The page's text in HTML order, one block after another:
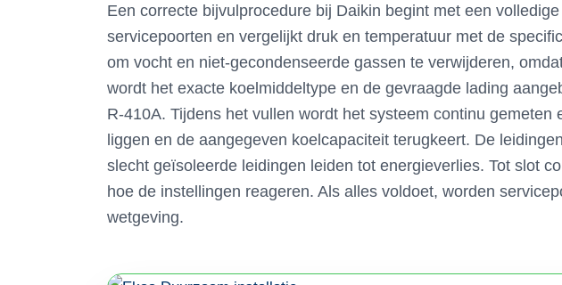
Een correcte bijvulprocedure bij Daikin begint met een
servicepoorten en vergelijkt druk en temperatuur met de
om vocht en niet-gecondenseerde gassen te verwijderen,
wordt het exacte koelmiddeltype en de gevraagde lading
R-410A. Tijdens het vullen wordt het systeem continu
liggen en de aangegeven koelcapaciteit terugkeert. De
slecht geïsoleerde leidingen leiden tot energieverlies. Tot slot
hoe de instellingen reageren. Als alles voldoet, worden
wetgeving.